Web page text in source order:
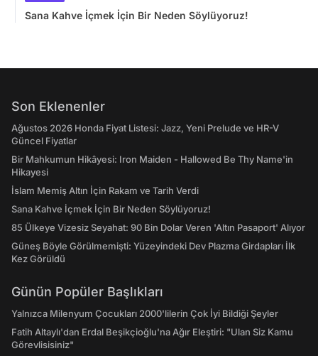
Sana Kahve İçmek İçin Bir Neden Söylüyoruz!
Son Eklenenler
Ağustos 2026 Honda Fiyat Listesi: Jazz, Yeni Prelude ve HR-V
Güncel Fiyatlar
Bir Mahkumun Hikâyesi: Iron Maiden - Hallowed Be Thy Name'in
Hikayesi
İslam Memiş Altın İçin Rakam ve Tarih Verdi
Sana Kahve İçmek İçin Bir Neden Söylüyoruz!
85 Ülkeye Vizesiz Seyahat: 90 Bin Dolar Veren 'Altın Pasaport' Alıyor
Güneş Böyle Görülmemişti: Yüzeyindeki Dev Plazma Girdapları İlk
Kez Görüldü
Günün Popüler Başlıkları
Yalnızca Milenyum Çocukları 2000'lilerin Çok İyi Bildiği Şeyler
Fatih Altaylı'dan Erdal Beşikçioğlu'na Ağır Eleştiri: "Ulan Siz Kamu
Görevlisisiniz"